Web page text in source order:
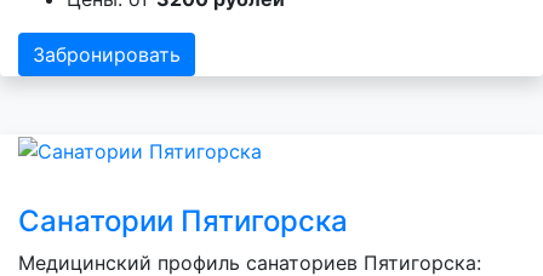
Забронировать
Санатории Пятигорска
Медицинский профиль санаториев Пятигорска: